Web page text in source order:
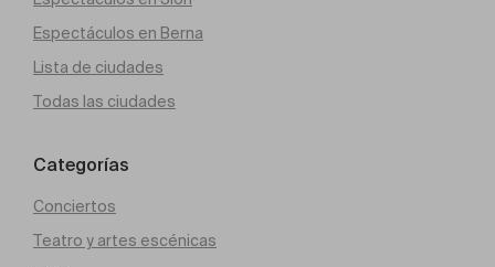
Espectáculos en Berna
Lista de ciudades
Todas las ciudades
Categorías
Conciertos
Teatro y artes escénicas